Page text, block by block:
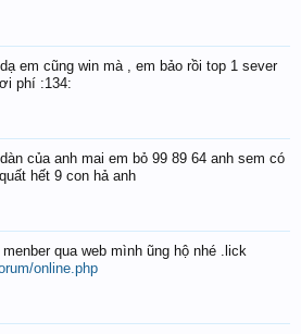
dạ em cũng win mà , em bảo rồi top 1 sever
phí :134:
dàn của anh mai em bỏ 99 89 64 anh sem có
hết 9 con hả anh
qua web mình ũng hộ nhé .lick
online.php